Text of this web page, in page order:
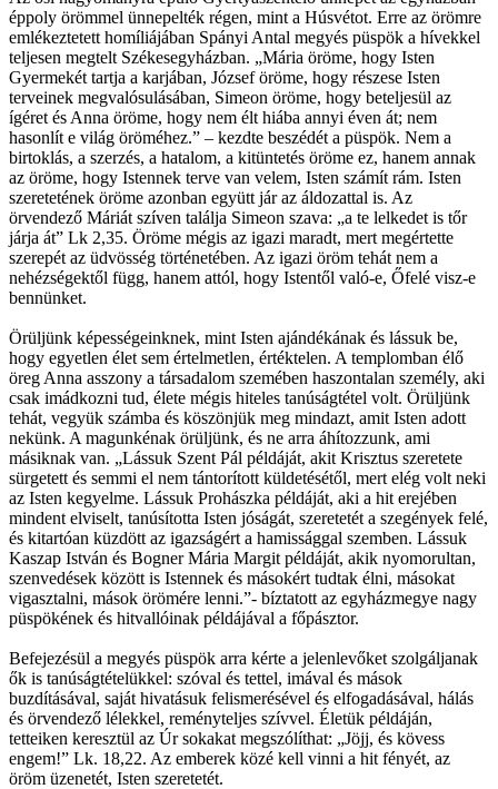
éppoly örömmel ünnepelték régen, mint a Húsvétot. Erre az örömre
emlékeztetett homíliájában Spányi Antal megyés püspök a hívekkel
teljesen megtelt Székesegyházban. „Mária öröme, hogy Isten
Gyermekét tartja a karjában, József öröme, hogy részese Isten
terveinek megvalósulásában, Simeon öröme, hogy beteljesül az
ígéret és Anna öröme, hogy nem élt hiába annyi éven át; nem
hasonlít e világ öröméhez.” – kezdte beszédét a püspök. Nem a
birtoklás, a szerzés, a hatalom, a kitüntetés öröme ez, hanem annak
az öröme, hogy Istennek terve van velem, Isten számít rám. Isten
szeretetének öröme azonban együtt jár az áldozattal is. Az
örvendező Máriát szíven találja Simeon szava: „a te lelkedet is tőr
járja át” Lk 2,35. Öröme mégis az igazi maradt, mert megértette
szerepét az üdvösség történetében. Az igazi öröm tehát nem a
nehézségektől függ, hanem attól, hogy Istentől való-e, Őfelé visz-e
bennünket.
Örüljünk képességeinknek, mint Isten ajándékának és lássuk be,
hogy egyetlen élet sem értelmetlen, értéktelen. A templomban élő
öreg Anna asszony a társadalom szemében haszontalan személy, aki
csak imádkozni tud, élete mégis hiteles tanúságtétel volt. Örüljünk
tehát, vegyük számba és köszönjük meg mindazt, amit Isten adott
nekünk. A magunkénak örüljünk, és ne arra áhítozzunk, ami
másiknak van. „Lássuk Szent Pál példáját, akit Krisztus szeretete
sürgetett és semmi el nem tántorított küldetésétől, mert elég volt neki
az Isten kegyelme. Lássuk Prohászka példáját, aki a hit erejében
mindent elviselt, tanúsította Isten jóságát, szeretetét a szegények felé,
és kitartóan küzdött az igazságért a hamissággal szemben. Lássuk
Kaszap István és Bogner Mária Margit példáját, akik nyomorultan,
szenvedések között is Istennek és másokért tudtak élni, másokat
vigasztalni, mások örömére lenni.”- bíztatott az egyházmegye nagy
püspökének és hitvallóinak példájával a főpásztor.
Befejezésül a megyés püspök arra kérte a jelenlevőket szolgáljanak
ők is tanúságtételükkel: szóval és tettel, imával és mások
buzdításával, saját hivatásuk felismerésével és elfogadásával, hálás
és örvendező lélekkel, reményteljes szívvel. Életük példáján,
tetteiken keresztül az Úr sokakat megszólíthat: „Jöjj, és kövess
engem!” Lk. 18,22. Az emberek közé kell vinni a hit fényét, az
öröm üzenetét, Isten szeretetét.